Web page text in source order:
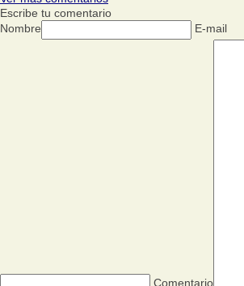
Escribe tu comentario
Nombre
E-mail
Comentario